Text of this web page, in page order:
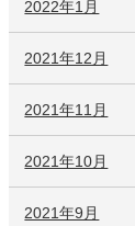
2022年1月
2021年12月
2021年11月
2021年10月
2021年9月